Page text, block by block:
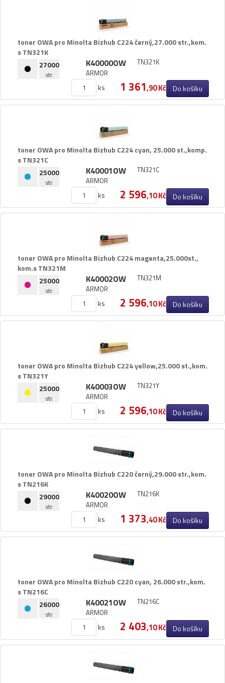
Epson
Fujitsu
HP (Hewlett Packard)
Konica
Konica-Minolta (Minolta)
Kyocera
Lexmark
Mita
More
Nixdorf
Océ
Olivetti
Panasonic
Philips
Printronix
Ricoh
Sharp
Smith
toner OWA pro Minolta Bizhub C224 černý,​27.​000 str.​,​kom.​
s TN321K
27000
str.
K40000OW
ARMOR
TN321K
ks 1 361,90 Kč Do košíku
toner OWA pro Minolta Bizhub C224 cyan,​ 25.​000 st.​,​komp.​
s TN321C
25000
str.
K40001OW
ARMOR
TN321C
ks 2 596,10 Kč Do košíku
toner OWA pro Minolta Bizhub C224 magenta,​25.​000st.​,​
kom.​s TN321M
25000
str.
K40002OW
ARMOR
TN321M
ks 2 596,10 Kč Do košíku
toner OWA pro Minolta Bizhub C224 yellow,​25.​000 st.​,​kom.​
s TN321Y
25000
str.
K40003OW
ARMOR
TN321Y
ks 2 596,10 Kč Do košíku
toner OWA pro Minolta Bizhub C220 černý,​29.​000 str.​,​kom.​
s TN216K
29000
str.
K40020OW
ARMOR
TN216K
ks 1 373,40 Kč Do košíku
toner OWA pro Minolta Bizhub C220 cyan,​ 26.​000 str.​,​kom.​
s TN216C
26000
str.
K40021OW
ARMOR
TN216C
ks 2 403,10 Kč Do košíku